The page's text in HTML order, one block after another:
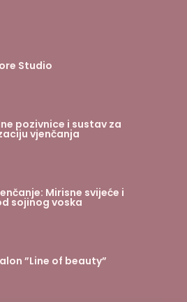
Studio
pozivnice i sustav za
vjenčanja
Mirisne svijeće i
sojinog voska
”Line of beauty”